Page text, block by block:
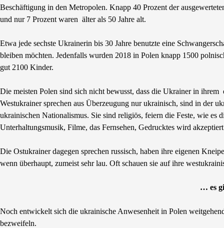
Beschäftigung in den Metropolen. Knapp 40 Prozent der
und nur 7 Prozent waren älter als 50 Jahre alt.
Etwa jede sechste Ukrainerin bis 30 Jahre benutzte eine
bleiben möchten. Jedenfalls wurden 2018 in Polen knapp 1500
gut 2100 Kinder.
Die meisten Polen sind sich nicht bewusst, dass die Ukrainer in
Westukrainer sprechen aus Überzeugung nur ukrainisch, sind in der
ukrainischen Nationalismus. Sie sind religiös, feiern die Feste, wie
Unterhaltungsmusik, Filme, das Fernsehen, Gedrucktes wird
Die Ostukrainer dagegen sprechen russisch, haben ihre eigenen
wenn überhaupt, zumeist sehr lau. Oft schauen sie auf ihre
… es
Noch entwickelt sich die ukrainische Anwesenheit in Polen
bezweifeln.